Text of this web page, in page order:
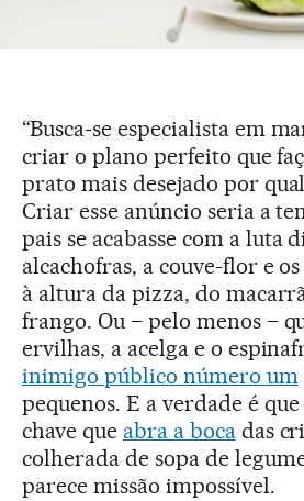
“Busca-se especialista em
criar o plano perfeito que
prato mais desejado por
Criar esse anúncio seria a
pais se acabasse com a luta
alcachofras, a couve-flor e
à altura da pizza, do
frango. Ou – pelo menos –
ervilhas, a acelga e o
inimigo público número um
pequenos. E a verdade é
chave que abra a bocadas
colherada de sopa de
parece missão impossível.